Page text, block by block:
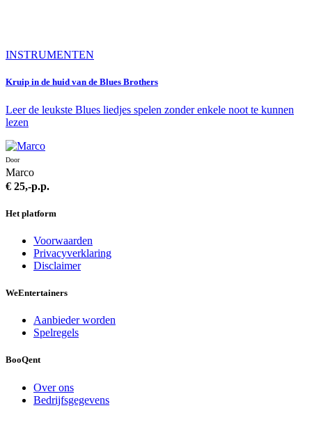
INSTRUMENTEN
Kruip in de huid van de Blues Brothers
Leer de leukste Blues liedjes spelen zonder enkele noot te kunnen
lezen
Door
Marco
€ 25,-p.p.
Het platform
Voorwaarden
Privacyverklaring
Disclaimer
WeEntertainers
Aanbieder worden
Spelregels
BooQent
Over ons
Bedrijfsgegevens